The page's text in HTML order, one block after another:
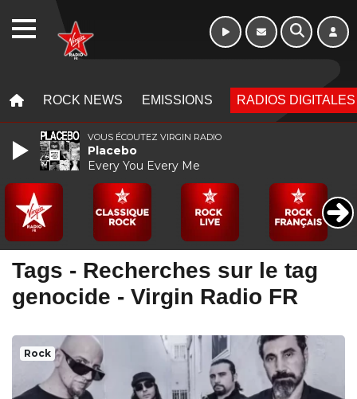
ROCK NEWS EMISSIONS RADIOS DIGITALES
Tags - Recherches sur le tag
genocide - Virgin Radio FR
Rock
VOUS ÉCOUTEZ VIRGIN RADIO
Placebo
Every You Every Me
WEBRADIO 10h - 13h